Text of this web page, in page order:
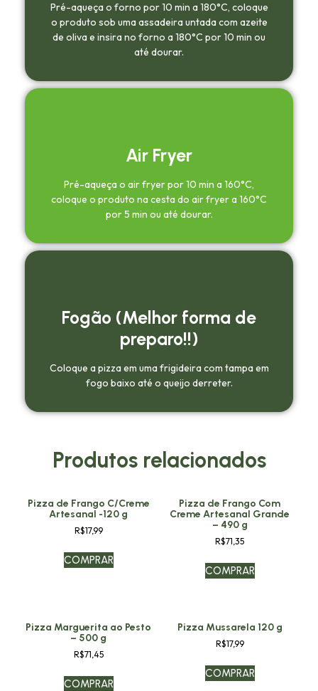
Pré-aqueça o forno por 10 min a 180°C, coloque
o produto sob uma assadeira untada com azeite
de oliva e insira no forno a 180°C por 10 min ou
até dourar.
Air Fryer
Pré-aqueça o air fryer por 10 min a 160°C,
coloque o produto na cesta do air fryer a 160°C
por 5 min ou até dourar.
Fogão (Melhor forma de
preparo!!)
Coloque a pizza em uma frigideira com tampa em
fogo baixo até o queijo derreter.
Produtos relacionados
Pizza de Frango C/Creme
Artesanal -120 g
R$17,99
COMPRAR
Pizza de Frango Com
Creme Artesanal Grande
– 490 g
R$71,35
COMPRAR
Pizza Marguerita ao Pesto
– 500 g
R$71,45
COMPRAR
Pizza Mussarela 120 g
R$17,99
COMPRAR